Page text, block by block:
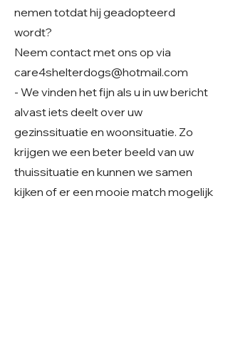
nemen totdat hij geadopteerd
wordt?
Neem contact met ons op via
care4shelterdogs@hotmail.com
- We vinden het fijn als u in uw bericht
alvast iets deelt over uw
gezinssituatie en woonsituatie. Zo
krijgen we een beter beeld van uw
thuissituatie en kunnen we samen
kijken of er een mooie match mogelijk